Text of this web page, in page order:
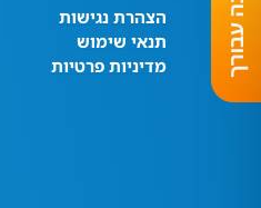
הצהרת נגישות
תנאי שימוש
מדיניות פרטיות